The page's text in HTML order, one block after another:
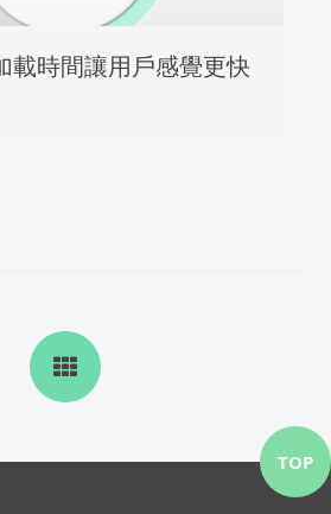
載時間讓用戶感覺更快
TOP